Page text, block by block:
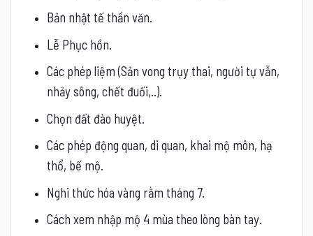
Bản nhật tế thần văn.
Lễ Phục hồn.
Các phép liệm (Sản vong trụy thai, người tự vẫn,
nhảy sông, chết đuối,..).
Chọn đất đào huyệt.
Các phép động quan, di quan, khai mộ môn, hạ
thổ, bế mộ.
Nghi thức hóa vàng rằm tháng 7.
Cách xem nhập mộ 4 mùa theo lòng bàn tay.